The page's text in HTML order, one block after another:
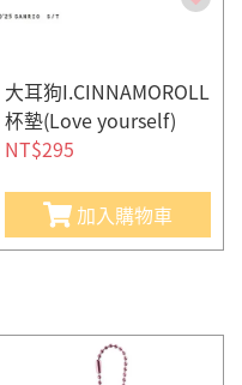
大耳狗I.CINNAMOROLL
杯墊(Love yourself)
NT$295
加入購物車